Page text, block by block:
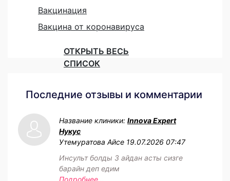
Вакцинация
Вакцина от коронавируса
ОТКРЫТЬ ВЕСЬ
СПИСОК
Последние отзывы и комментарии
Название клиники: Innova Expert
Нукус
Утемуратова Айсе 19.07.2026 07:47
Инсульт болды 3 айдан асты сизге
барайн деп едим